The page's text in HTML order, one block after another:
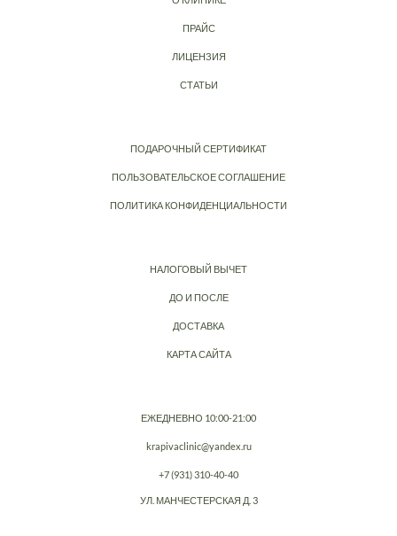
ПРАЙС
ЛИЦЕНЗИЯ
СТАТЬИ
ПОДАРОЧНЫЙ СЕРТИФИКАТ
ПОЛЬЗОВАТЕЛЬСКОЕ СОГЛАШЕНИЕ
ПОЛИТИКА КОНФИДЕНЦИАЛЬНОСТИ
НАЛОГОВЫЙ ВЫЧЕТ
ДО И ПОСЛЕ
ДОСТАВКА
КАРТА САЙТА
ЕЖЕДНЕВНО 10:00-21:00
krapivaclinic@yandex.ru
+7 (931) 310-40-40
УЛ. МАНЧЕСТЕРСКАЯ Д. 3